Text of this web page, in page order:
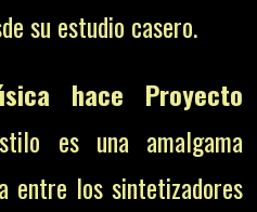
su estudio casero.
hace Proyecto
es una amalgama
entre los sintetizadores